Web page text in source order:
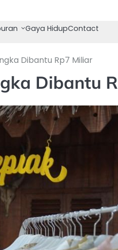
Gaya HidupContact
Dibantu Rp7 Miliar
Dibantu